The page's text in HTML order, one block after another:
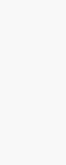
住集团
取胜，华